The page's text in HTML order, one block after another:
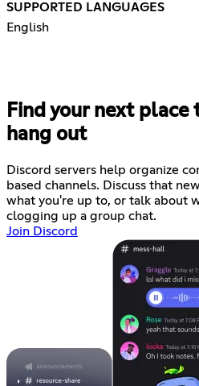
SUPPORTED LANGUAGES
English
Find your next
hang out
Discord servers help organize
based channels. Discuss that
what you're up to, or talk about
clogging up a group chat.
Join Discord